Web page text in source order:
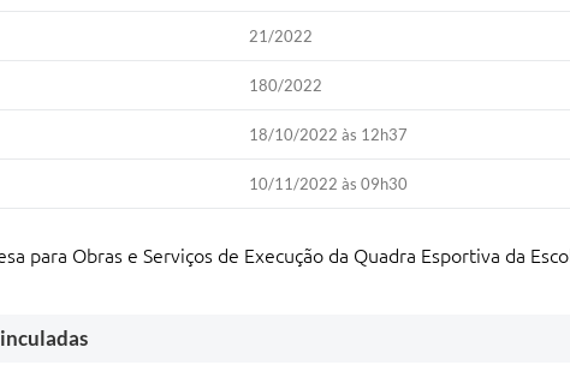
21/2022
180/2022
18/10/2022 às 12h37
10/11/2022 às 09h30
para Obras e Serviços de Execução da Quadra Esportiva da